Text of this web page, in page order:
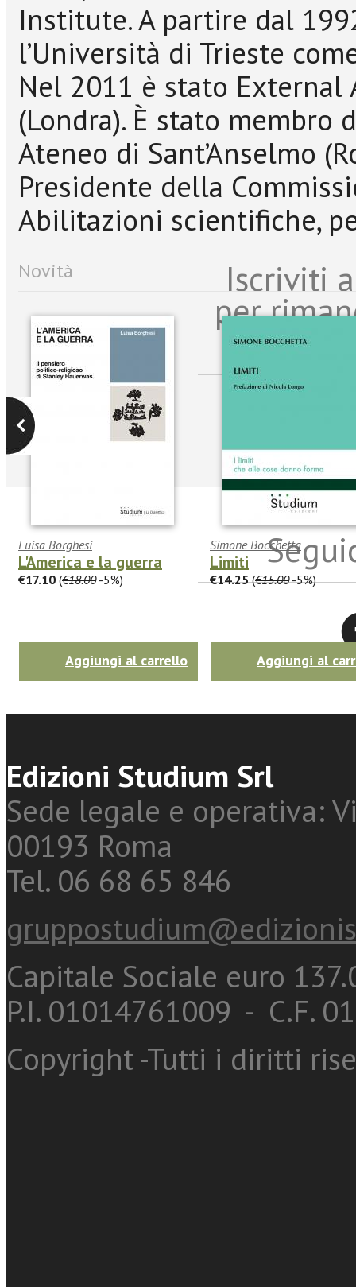
Institute. A partire dal
l’Università di Trieste
Nel 2011 è stato External
(Londra). È stato membro
Ateneo di Sant’Anselmo
Presidente della
Abilitazioni scientifiche,
Novità
Luisa Borghesi
L'America e la guerra
€17.10 (€18.00-5%)
Aggiungi al carrello
Simone Bocchetta
Limiti
€14.25 (€15.00-5%)
Aggiungi al
Iscriviti
per
sulle
Edizioni Studium Srl
Sede legale e operativa:
00193 Roma
Tel. 06 68 65 846
Capitale Sociale euro
P.I. 01014761009 - C.F.
Copyright -Tutti i diritti